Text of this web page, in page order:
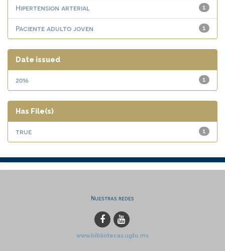
1
Hipertension arterial
1
Paciente adulto joven
Date issued
1
2016
Has File(s)
1
true
Nuestras redes
www.bibliotecas.ugto.mx